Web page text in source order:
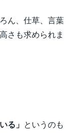
ん、仕草、言葉
さも求められま
る」 というのも